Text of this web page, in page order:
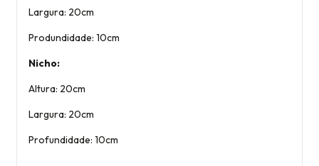
Largura: 20cm
Produndidade: 10cm
Nicho:
Altura: 20cm
Largura: 20cm
Profundidade: 10cm